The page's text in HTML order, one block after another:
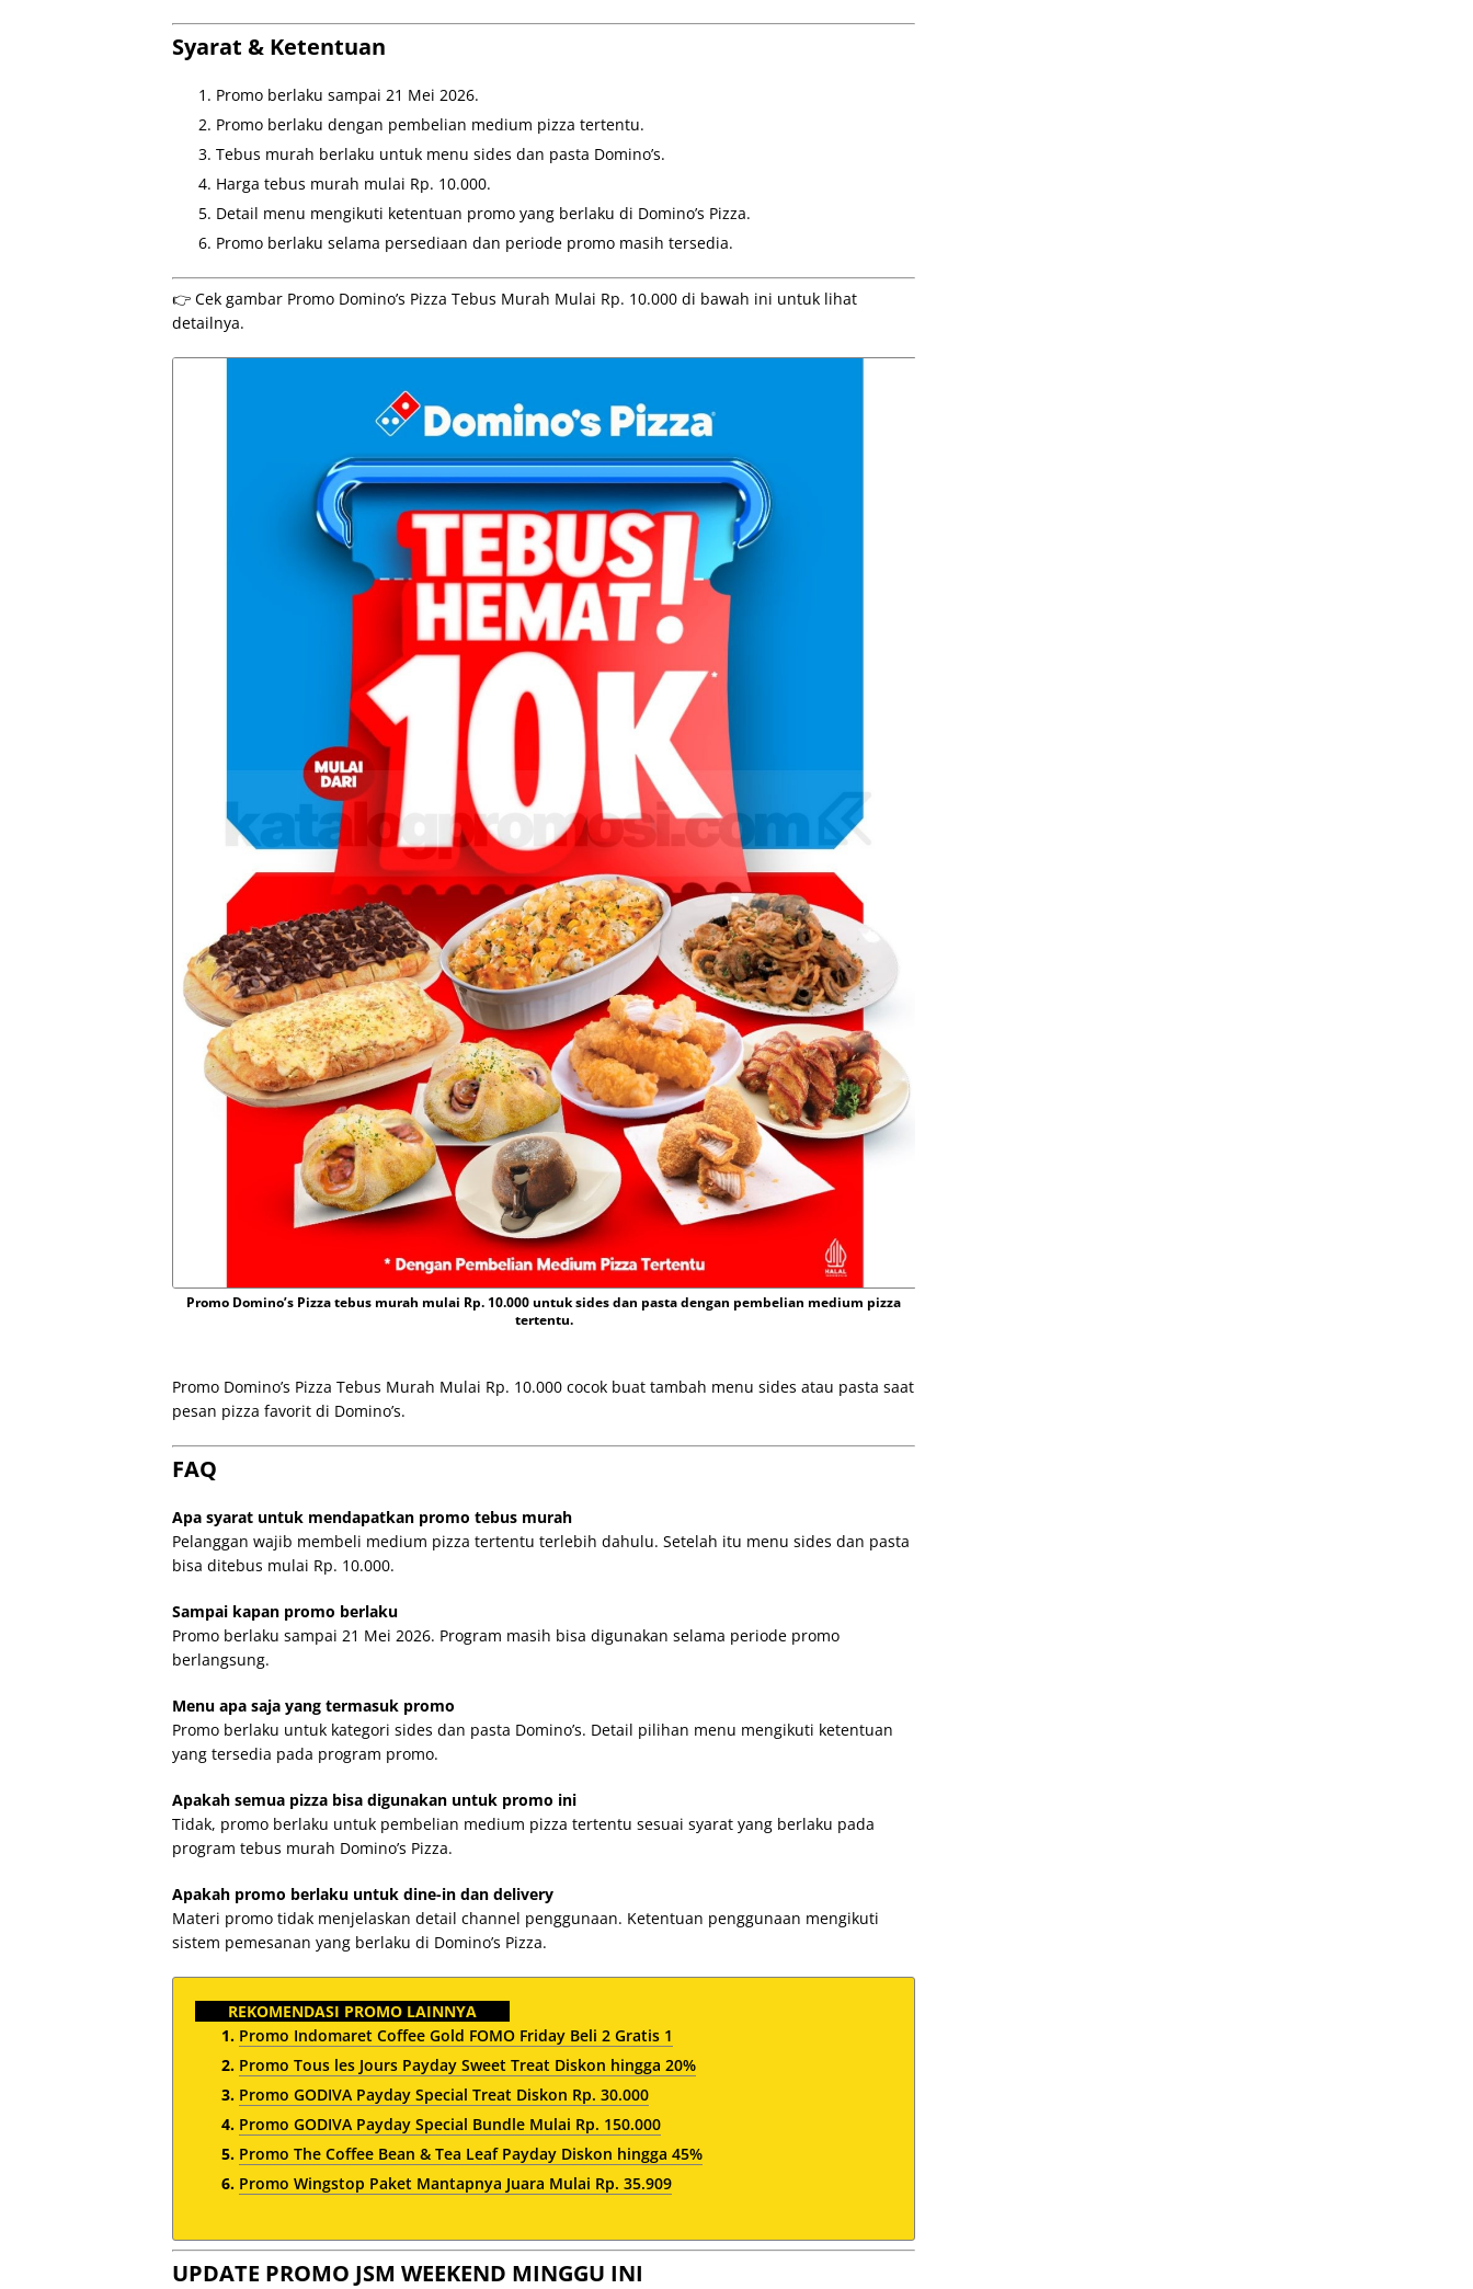
Syarat & Ketentuan
Promo berlaku sampai 21 Mei 2026.
Promo berlaku dengan pembelian medium pizza tertentu.
Tebus murah berlaku untuk menu sides dan pasta Domino’s.
Harga tebus murah mulai Rp. 10.000.
Detail menu mengikuti ketentuan promo yang berlaku di Domino’s Pizza.
Promo berlaku selama persediaan dan periode promo masih tersedia.
👉 Cek gambar Promo Domino’s Pizza Tebus Murah Mulai Rp. 10.000 di bawah ini untuk lihat
detailnya.
Promo Domino’s Pizza tebus murah mulai Rp. 10.000 untuk sides dan pasta dengan pembelian medium pizza
tertentu.
Promo Domino’s Pizza Tebus Murah Mulai Rp. 10.000 cocok buat tambah menu sides atau pasta saat
pesan pizza favorit di Domino’s.
FAQ
Apa syarat untuk mendapatkan promo tebus murah
Pelanggan wajib membeli medium pizza tertentu terlebih dahulu. Setelah itu menu sides dan pasta
bisa ditebus mulai Rp. 10.000.
Sampai kapan promo berlaku
Promo berlaku sampai 21 Mei 2026. Program masih bisa digunakan selama periode promo
berlangsung.
Menu apa saja yang termasuk promo
Promo berlaku untuk kategori sides dan pasta Domino’s. Detail pilihan menu mengikuti ketentuan
yang tersedia pada program promo.
Apakah semua pizza bisa digunakan untuk promo ini
Tidak, promo berlaku untuk pembelian medium pizza tertentu sesuai syarat yang berlaku pada
program tebus murah Domino’s Pizza.
Apakah promo berlaku untuk dine-in dan delivery
Materi promo tidak menjelaskan detail channel penggunaan. Ketentuan penggunaan mengikuti
sistem pemesanan yang berlaku di Domino’s Pizza.
REKOMENDASI PROMO LAINNYA
Promo Indomaret Coffee Gold FOMO Friday Beli 2 Gratis 1
Promo Tous les Jours Payday Sweet Treat Diskon hingga 20%
Promo GODIVA Payday Special Treat Diskon Rp. 30.000
Promo GODIVA Payday Special Bundle Mulai Rp. 150.000
Promo The Coffee Bean & Tea Leaf Payday Diskon hingga 45%
Promo Wingstop Paket Mantapnya Juara Mulai Rp. 35.909
UPDATE PROMO JSM WEEKEND MINGGU INI